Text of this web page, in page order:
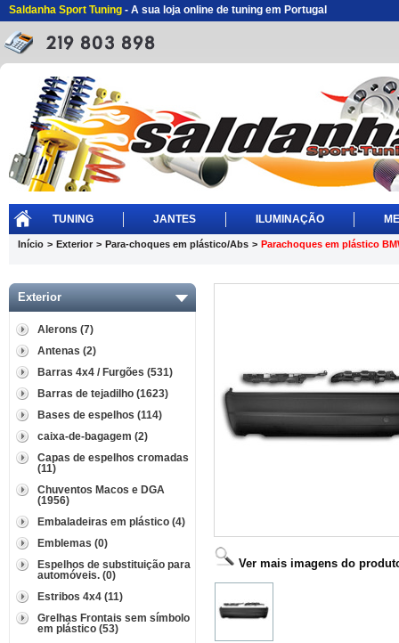
Saldanha Sport Tuning - A sua loja online de tuning em Portugal
TUNING JANTES ILUMINAÇÃO
Início > Exterior > Para-choques em plástico/Abs > Parachoques em plástico
Exterior
Alerons (7)
Antenas (2)
Barras 4x4 / Furgões (531)
Barras de tejadilho (1623)
Bases de espelhos (114)
caixa-de-bagagem (2)
Capas de espelhos cromadas
(11)
Chuventos Macos e DGA
(1956)
Embaladeiras em plástico (4)
Emblemas (0)
Espelhos de substituição para
automóveis. (0)
Estribos 4x4 (11)
Grelhas Frontais sem símbolo
em plástico (53)
Ver mais imagens do